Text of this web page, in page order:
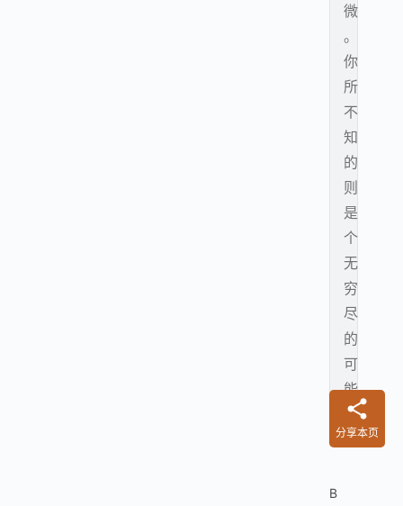
微
。
你
所
不
知
的
则
是
个
无
穷
尽
的
可
能
。
B
分享本页